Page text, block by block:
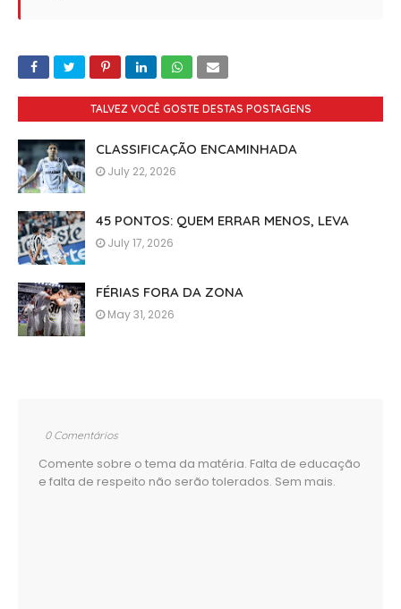
TALVEZ VOCÊ GOSTE DESTAS POSTAGENS
CLASSIFICAÇÃO ENCAMINHADA
July 22, 2026
45 PONTOS: QUEM ERRAR MENOS, LEVA
July 17, 2026
FÉRIAS FORA DA ZONA
May 31, 2026
0 Comentários
Comente sobre o tema da matéria. Falta de educação
e falta de respeito não serão tolerados. Sem mais.